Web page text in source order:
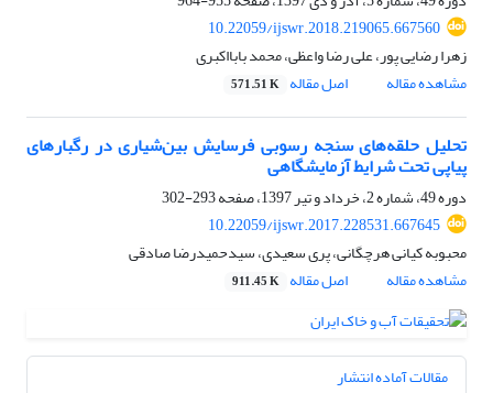
10.22059/ijswr.2018.219065.667560
زهرا رضایی پور، علی رضا واعظی، محمد بابااکبری
مشاهده مقاله
اصل مقاله 571.51 K
تحلیل حلقه‌های سنجه رسوبی فرسایش بین‌شیاری در رگبارهای
پیاپی تحت شرایط آزمایشگاهی
دوره 49، شماره 2، خرداد و تیر 1397، صفحه
293-302
10.22059/ijswr.2017.228531.667645
محبوبه کیانی هرچگانی، پری سعیدی، سیدحمیدرضا صادقی
مشاهده مقاله
اصل مقاله 911.45 K
مقالات آماده انتشار